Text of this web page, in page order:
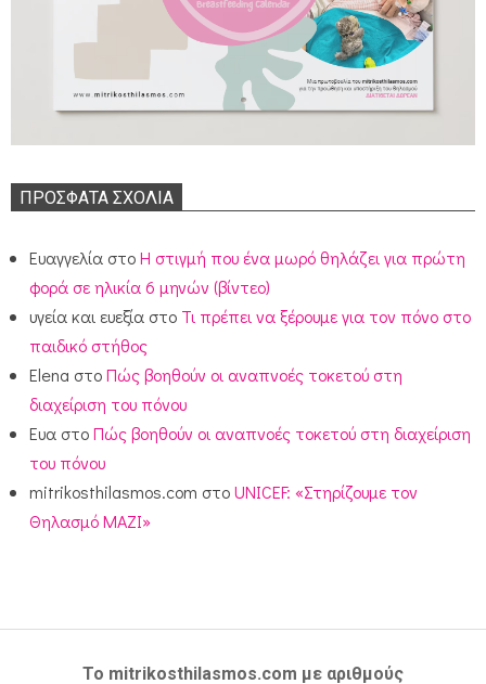
ΠΡΌΣΦΑΤΑ ΣΧΌΛΙΑ
Ευαγγελία στοΗ στιγμή που ένα μωρό θηλάζει για πρώτη
φορά σε ηλικία 6 μηνών (βίντεο)
υγεία και ευεξία στο Τι πρέπει να ξέρουμε για τον πόνο στο
παιδικό στήθος
Elena στοΠώς βοηθούν οι αναπνοές τοκετού στη
διαχείριση του πόνου
Ευα στοΠώς βοηθούν οι αναπνοές τοκετού στη διαχείριση
του πόνου
mitrikosthilasmos.com στοUNICEF: «Στηρίζουμε τον
Θηλασμό ΜΑΖΙ»
Το mitrikosthilasmos.com με αριθμούς